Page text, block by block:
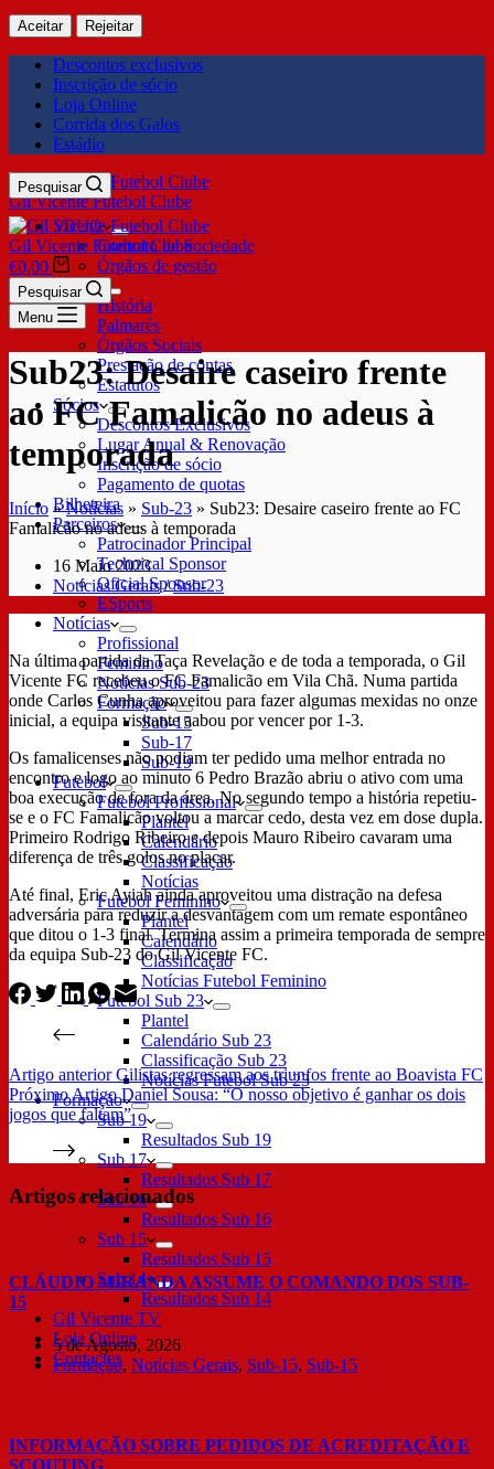
Aceitar Rejeitar
Descontos exclusivos
Inscrição de sócio
Loja Online
Corrida dos Galos
Estádio
Gil Vicente Futebol Clube
Pesquisar
SDUQ
Contrato de Sociedade
Órgãos de gestão
Clube
História
Palmarés
Órgãos Sociais
Prestação de contas
Estatutos
Sócios
Descontos Exclusivos
Lugar Anual & Renovação
Inscrição de sócio
Pagamento de quotas
Bilheteira
Parceiros
Patrocinador Principal
Technical Sponsor
Oficial Sponsor
ESports
Notícias
Profissional
Feminino
Notícias Sub-23
Formação
Sub-15
Sub-17
Sub-19
Futebol
Futebol Profissional
Plantel
Calendário
Classificação
Notícias
Futebol Feminino
Plantel
Calendário
Classificação
Notícias Futebol Feminino
Futebol Sub 23
Plantel
Calendário Sub 23
Classificação Sub 23
Notícias Futebol Sub 23
Formação
Sub 19
Resultados Sub 19
Sub 17
Resultados Sub 17
Sub 16
Resultados Sub 16
Sub 15
Resultados Sub 15
Sub 14
Resultados Sub 14
Gil Vicente TV
Loja Online
Contactos
Gil Vicente Futebol Clube
€0,00
Pesquisar
Menu
Sub23: Desaire caseiro frente
ao FC Famalicão no adeus à
temporada
Início »Notícias » Sub-23 » Sub23: Desaire caseiro frente ao FC
Famalicão no adeus à temporada
16 Maio 2023
Notícias Gerais/Sub-23
Na última partida da Taça Revelação e de toda a temporada, o Gil
Vicente FC recebeu o FC Famalicão em Vila Chã. Numa partida
onde Carlos Cunha aproveitou para fazer algumas mexidas no onze
inicial, a equipa visitante aabou por vencer por 1-3.
Os famalicenses não podiam ter pedido uma melhor entrada no
encontro e logo ao minuto 6 Pedro Brazão abriu o ativo com uma
boa execução de fora da área. No segundo tempo a história repetiu-
se e o FC Famalicão voltou a marcar cedo, desta vez em dose dupla.
Primeiro Rodrigo Ribeiro e depois Mauro Ribeiro cavaram uma
diferença de três golos no placar.
Até final, Eric Ayiah ainda aproveitou uma distração na defesa
adversária para reduzir a desvantagem com um remate espontâneo
que ditou o 1-3 final. Termina assim a primeira temporada de sempre
da equipa Sub-23 do Gil Vicente FC.
Artigo anteriorGilistas regressam aos triunfos frente ao Boavista FC
PróximoArtigo Daniel Sousa: “O nosso objetivo é ganhar os dois
jogos que faltam”
Artigos relacionados
CLÁUDIO MIRANDA ASSUME O COMANDO DOS SUB-
15
5 de Agosto, 2026
Formação, Notícias Gerais, Sub-15, Sub-15
INFORMAÇÃO SOBRE PEDIDOS DE ACREDITAÇÃO E